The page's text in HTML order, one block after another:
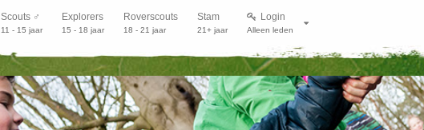
Scouts ♂
11 - 15 jaar
Explorers
15 - 18 jaar
Roverscouts
18 - 21 jaar
Stam
21+ jaar
Login
Alleen leden